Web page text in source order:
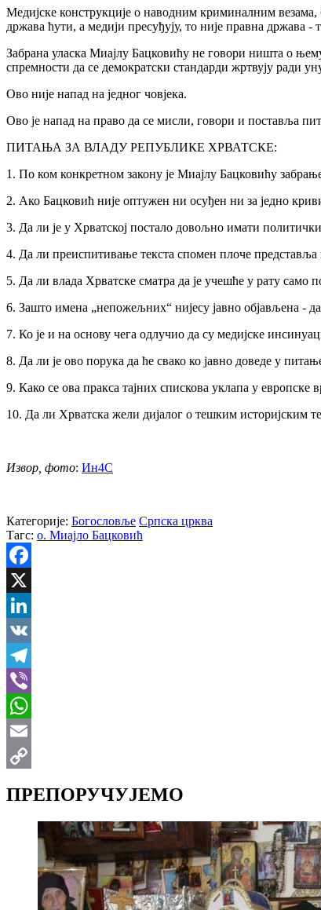
Медијске конструкције о наводним криминалним везама,
држава ћути, а медији пресуђују, то није правна држава -
Забрана уласка Миајлу Бацковићу не говори ништа о
спремности да се демократски стандарди жртвују ради
Ово није напад на једног човјека.
Ово је напад на право да се мисли, говори и поставља
ПИТАЊА ЗА ВЛАДУ РЕПУБЛИКЕ ХРВАТСКЕ:
1. По ком конкретном закону је Миајлу Бацковићу
2. Ако Бацковић није оптужен ни осуђен ни за једно
3. Да ли је у Хрватској постало довољно имати
4. Да ли преиспитивање текста спомен плоче представља
5. Да ли влада Хрватске сматра да је учешће у рату
6. Зашто имена „непожељних“ нијесу јавно објављена -
7. Ко је и на основу чега одлучио да су медијске
8. Да ли је ово порука да ће свако ко јавно доведе у
9. Како се ова пракса тајних спискова уклапа у европске
10. Да ли Хрватска жели дијалог о тешким историјским
Извор, фото: Ин4С
Категорије: Богословље Српска црква
Тагс: о. Миајло Бацковић
Facebook
X
LinkedIn
VK
Telegram
Viber
WhatsApp
Email
ПРЕПОРУЧУЈЕМО